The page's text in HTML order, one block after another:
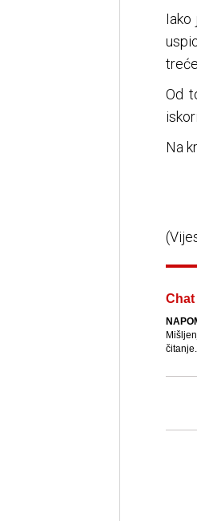
Iako
Od
Na
Chat
čitanje.